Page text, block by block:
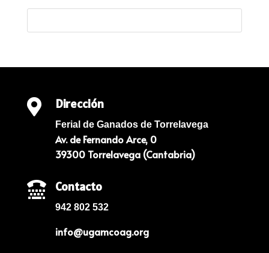
 Dirección
Ferial de Ganados de Torrelavega
Av. de Fernando Arce, 0
39300 Torrelavega (Cantabria)
 Contacto
942 802 532
info@ugamcoag.org